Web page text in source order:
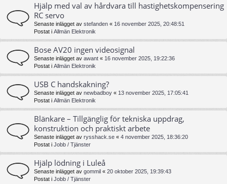
Hjälp med val av hårdvara till hastighetskompensering
RC servo
Senaste inlägget av stefanden « 16 november 2025, 20:48:51
Postat i Allmän Elektronik
Bose AV20 ingen videosignal
Senaste inlägget av awant « 16 november 2025, 19:22:36
Postat i Allmän Elektronik
USB C handskakning?
Senaste inlägget av newbadboy « 13 november 2025, 17:05:41
Postat i Allmän Elektronik
Blänkare – Tillgänglig för tekniska uppdrag,
konstruktion och praktiskt arbete
Senaste inlägget av rysshack.se « 4 november 2025, 18:36:20
Postat i Jobb / Tjänster
Hjälp lödning i Luleå
Senaste inlägget av gommil « 20 oktober 2025, 19:39:43
Postat i Jobb / Tjänster